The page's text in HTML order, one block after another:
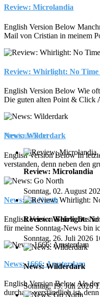
Review: Microlandia
English Version Below
Mail von Cristian in meinem
Review: Whirlight: No
English Version Below Wie oft
Die guten alten Point & Click
News: Wilderdark
English Version Below In
verstanden, denn neben den
News: Go North
English Version Below Das
für meine Sonntag-News bin
News: 1666: Amsterdam
English Version Below Als
durchaus verständlich ist,
Previous Next
Review: Microlandia
Sonntag, 02. August
Review: Whirlight:
Sonntag, 26. Juli 2026
News: Wilderdark
Sonntag, 19. Juli 2026